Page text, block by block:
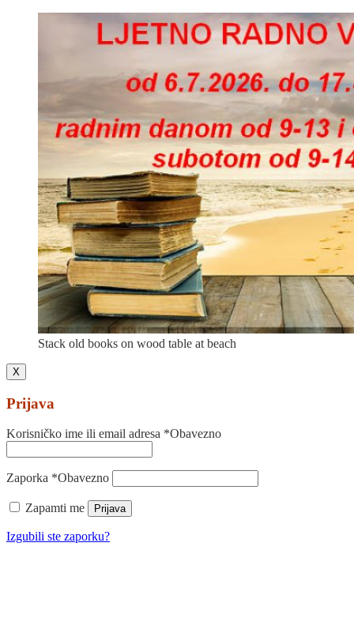
Stack old books on wood table at beach
X
Prijava
Korisničko ime ili email adresa *Obavezno
Zaporka *Obavezno
Zapamti me Prijava
Izgubili ste zaporku?